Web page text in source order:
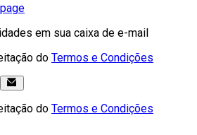
em sua caixa de e-mail
do Termos e Condições
do Termos e Condições